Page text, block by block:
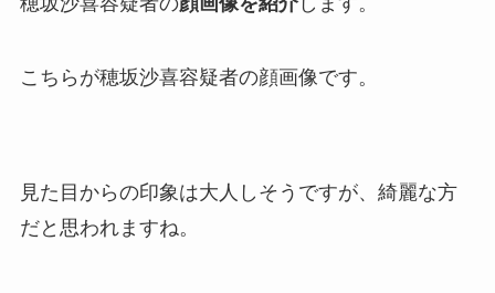
こちらが穂坂沙喜容疑者の顔画像です。
見た目からの印象は大人しそうですが、綺麗な方
だと思われますね。